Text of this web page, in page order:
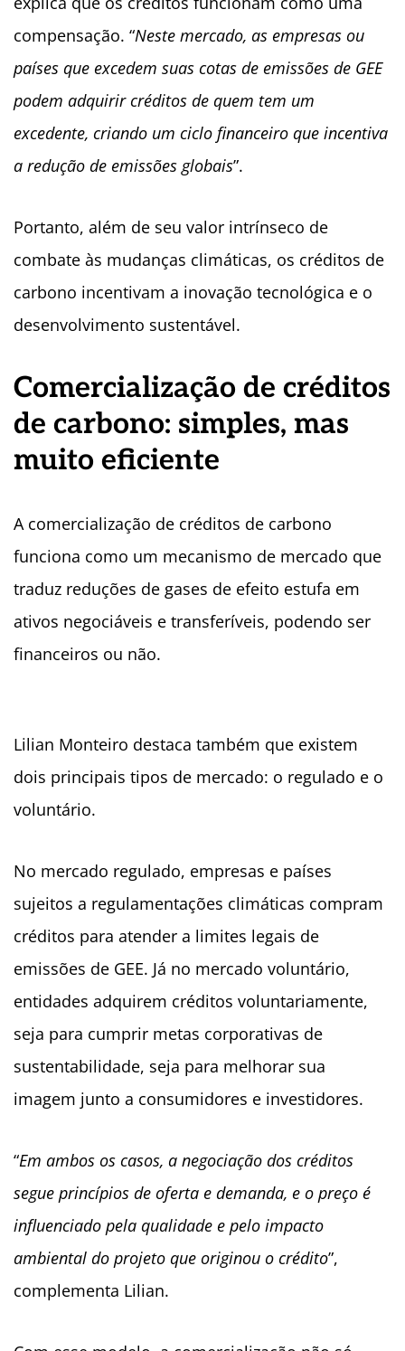
compensação. “Neste mercado, as empresas ou
países que excedem suas cotas de emissões de GEE
podem adquirir créditos de quem tem um
excedente, criando um ciclo financeiro que incentiva
a redução de emissões globais”.
Portanto, além de seu valor intrínseco de
combate às mudanças climáticas, os créditos de
carbono incentivam a inovação tecnológica e o
desenvolvimento sustentável.
Comercialização de créditos
de carbono: simples, mas
muito eficiente
A comercialização de créditos de carbono
funciona como um mecanismo de mercado que
traduz reduções de gases de efeito estufa em
ativos negociáveis e transferíveis, podendo ser
financeiros ou não.
Lilian Monteiro destaca também que existem
dois principais tipos de mercado: o regulado e o
voluntário.
No mercado regulado, empresas e países
sujeitos a regulamentações climáticas compram
créditos para atender a limites legais de
emissões de GEE. Já no mercado voluntário,
entidades adquirem créditos voluntariamente,
seja para cumprir metas corporativas de
sustentabilidade, seja para melhorar sua
imagem junto a consumidores e investidores.
“Em ambos os casos, a negociação dos créditos
segue princípios de oferta e demanda, e o preço é
influenciado pela qualidade e pelo impacto
ambiental do projeto que originou o crédito”,
complementa Lilian.